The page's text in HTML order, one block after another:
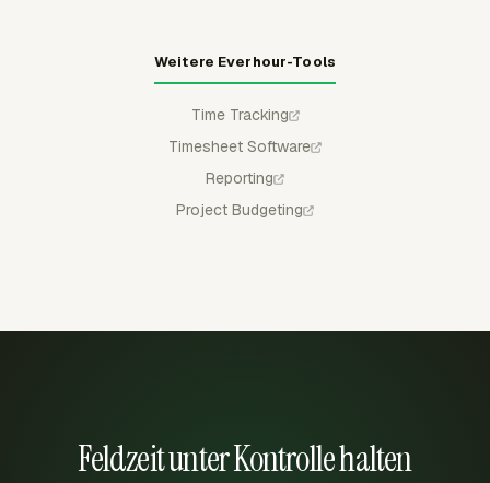
Weitere Everhour-Tools
Time Tracking
Timesheet Software
Reporting
Project Budgeting
Feldzeit unter Kontrolle halten